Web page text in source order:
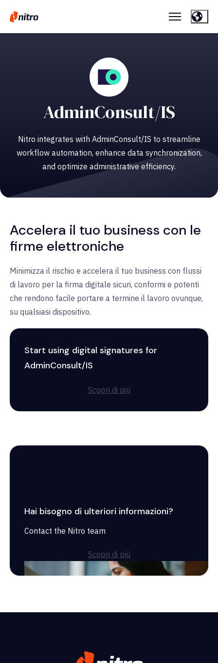
AdminConsult/IS
Nitro integrates with AdminConsult/IS to streamline
workflow automation, enhance data synchronization,
and optimize administrative efficiency.
Accelera il tuo business con le
firme elettroniche
Minimizza il rischio e accelera il tuo business con flussi
di lavoro per la firma digitale sicuri, conformi e potenti
che rendono facile portare a termine il lavoro ovunque,
su qualsiasi dispositivo.
Start using digital signatures for
AdminConsult/IS
Scopri di più
Hai bisogno di ulteriori informazioni?
Contact the Nitro team
Scopri di più